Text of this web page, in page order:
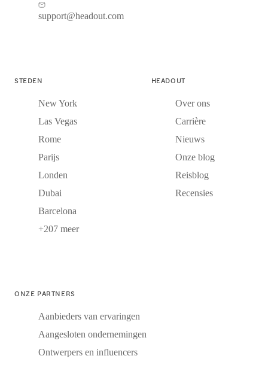
support@headout.com
STEDEN
New York
Las Vegas
Rome
Parijs
Londen
Dubai
Barcelona
+207 meer
HEADOUT
Over ons
Carrière
Nieuws
Onze blog
Reisblog
Recensies
ONZE PARTNERS
Aanbieders van ervaringen
Aangesloten ondernemingen
Ontwerpers en influencers